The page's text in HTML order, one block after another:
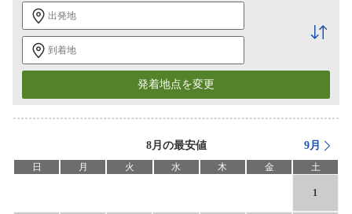
出発地
到着地
発着地点を変更
8月の最安値 9月
日 月 火 水 木 金 土
1